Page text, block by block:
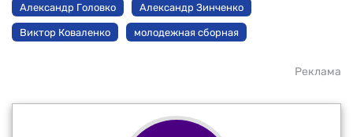
Александр Головко Александр Зинченко
Виктор Коваленко молодежная сборная
Реклама